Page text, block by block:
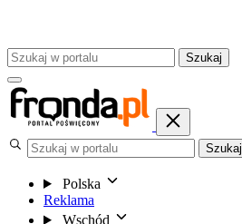
Szukaj
Szukaj
Polska
Reklama
Wschód